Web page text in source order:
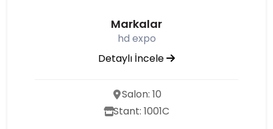
Markalar
hd expo
Detaylı İncele
Salon: 10
Stant: 1001C